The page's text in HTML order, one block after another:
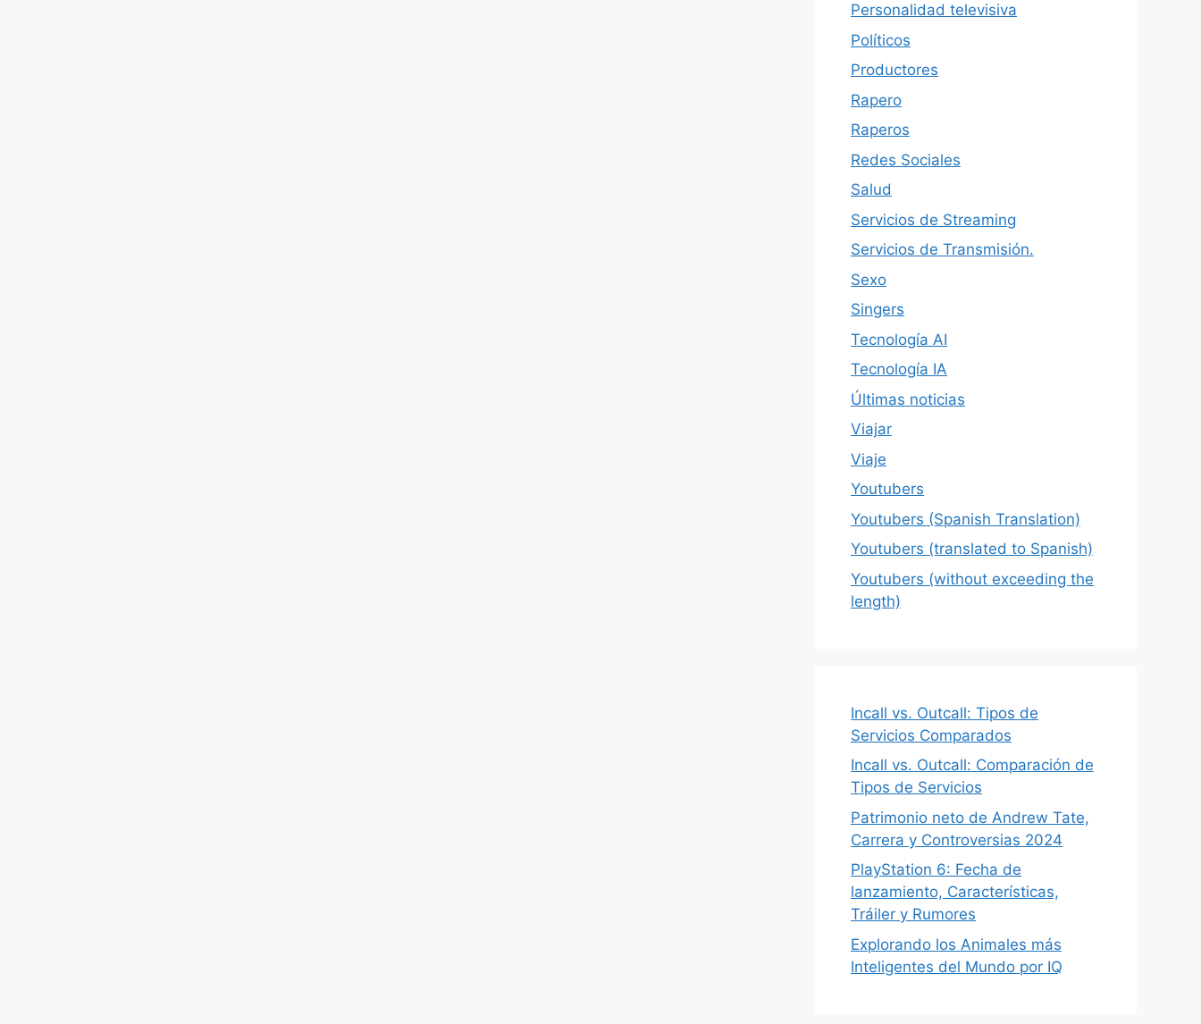
Personalidad televisiva
Políticos
Productores
Rapero
Raperos
Redes Sociales
Salud
Servicios de Streaming
Servicios de Transmisión.
Sexo
Singers
Tecnología AI
Tecnología IA
Últimas noticias
Viajar
Viaje
Youtubers
Youtubers (Spanish Translation)
Youtubers (translated to Spanish)
Youtubers (without exceeding the
length)
Incall vs. Outcall: Tipos de
Servicios Comparados
Incall vs. Outcall: Comparación de
Tipos de Servicios
Patrimonio neto de Andrew Tate,
Carrera y Controversias 2024
PlayStation 6: Fecha de
lanzamiento, Características,
Tráiler y Rumores
Explorando los Animales más
Inteligentes del Mundo por IQ